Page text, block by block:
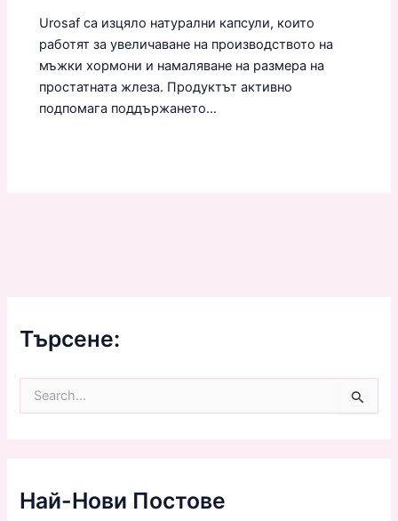
Urosaf са изцяло натурални капсули, които
работят за увеличаване на производството на
мъжки хормони и намаляване на размера на
простатната жлеза. Продуктът активно
подпомага поддържането…
Търсене:
f
oНай-Нови Постове